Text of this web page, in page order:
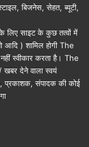
बिजनेस, सेहत, ब्यूटी,
लिए साइट के कुछ तत्वों में
आदि ) शामिल होगी The
स्वीकार करता है। The
खबर देने वाला स्वयं
प्रकाशक, संपादक की कोई